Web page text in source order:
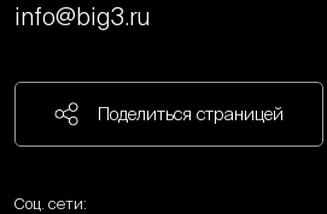
info@big3.ru
Поделиться страницей
Соц. сети: